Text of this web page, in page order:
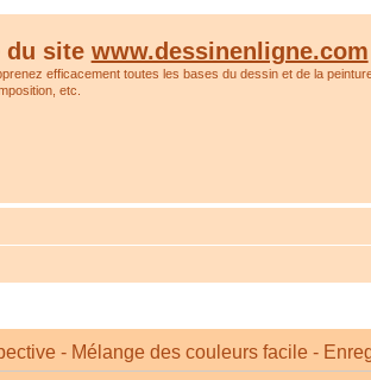
du site www.dessinenligne.com
efficacement toutes les bases du dessin et de la
etc.
- Mélange des couleurs facile -